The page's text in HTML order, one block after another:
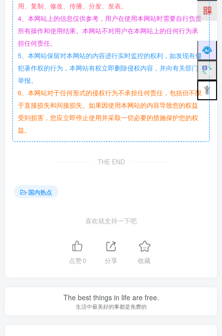
用、复制、修改、传播、分发、发表。
4、本网站上的信息仅供参考，用户在使用本网站时需要自行负责
所有操作和使用结果。本网站不对用户在本网站上的任何行为承
担任何责任。
5、本网站保留对本网站的内容进行实时监控的权利，如发现有侵
犯著作权的行为，本网站有权立即删除侵权内容，并向有关部门
举报。
6、本网站对于任何形式的侵权行为不承担任何责任，包括但不限
于直接损失和间接损失。如果因使用本网站的内容导致您的权益
受到损害，您应立即停止使用并采取一切必要的措施保护您的权
益。
THE END
国内热点
喜欢就支持一下吧
点赞0 分享 收藏
The best things in life are free.
生活中最美好的事都是免费的